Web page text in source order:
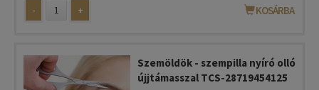
- + KOSÁRBA
Szemöldök - szempilla nyíró olló
újjtámasszal TCS-28719454125